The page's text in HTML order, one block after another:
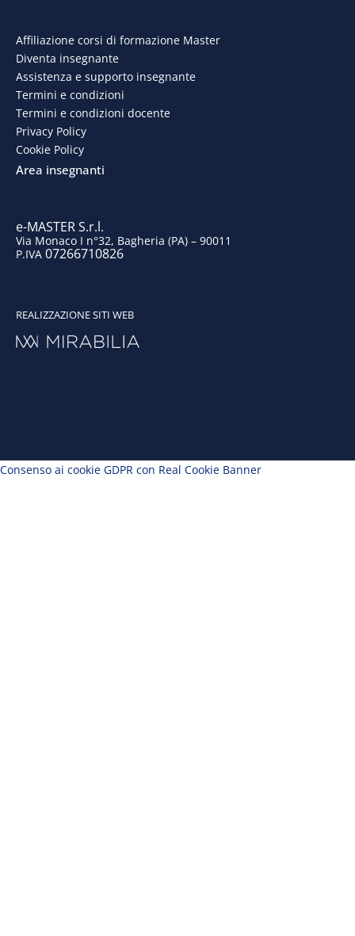
e
b
o
k
k
e
d
t
Affiliazione corsi di formazione Master
Diventa insegnante
Assistenza e supporto insegnante
Termini e condizioni
Termini e condizioni docente
Privacy Policy
Cookie Policy
Area insegnanti
e-MASTER S.r.l.
Via Monaco I n°32, Bagheria (PA) – 90011
P.IVA 07266710826
REALIZZAZIONE SITI WEB
Consenso ai cookie GDPR con Real Cookie Banner